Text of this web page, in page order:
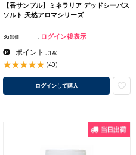
【香サンプル】ミネラリア デッドシーバス
ソルト 天然アロマシリーズ
BG卸価 ログイン後表示
ポイント :(1%)
(40)
ログインして購入